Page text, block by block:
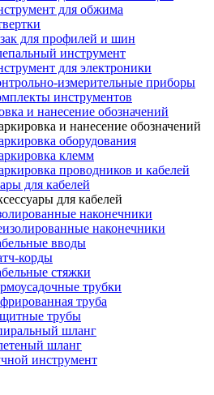
для обжима
для профилей и шин
инструмент
для электроники
измерительные приборы
инструментов
и нанесение обозначений
и нанесение обозначений
оборудования
клемм
проводников и кабелей
для кабелей
для кабелей
наконечники
наконечники
вводы
корды
стяжки
трубки
труба
трубы
шланг
шланг
инструмент